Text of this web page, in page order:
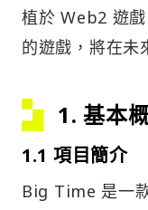
植於 Web2 遊
的遊戲，將在未
1. 基本
1.1 項目簡介
Big Time 是一